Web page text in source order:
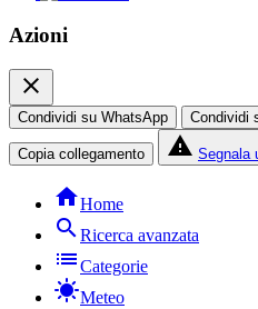
Azioni
close
Condividi su WhatsApp Condividi
Copia collegamento report_problem Segnala
homeHome
searchRicerca avanzata
listCategorie
sunnyMeteo